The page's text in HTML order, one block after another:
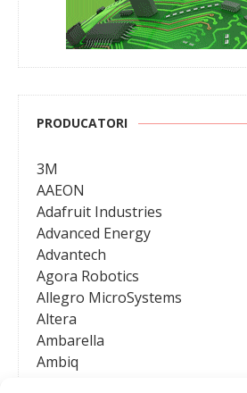
PRODUCATORI
3M
AAEON
Adafruit Industries
Advanced Energy
Advantech
Agora Robotics
Allegro MicroSystems
Altera
Ambarella
Ambiq